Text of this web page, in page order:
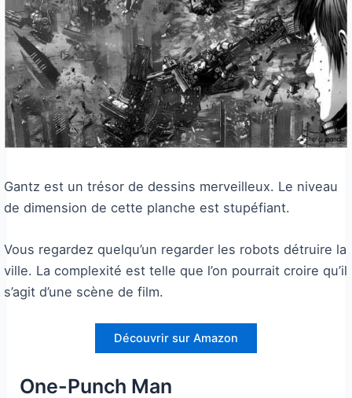
Gantz est un trésor de dessins merveilleux. Le niveau
de dimension de cette planche est stupéfiant.
Vous regardez quelqu’un regarder les robots détruire la
ville. La complexité est telle que l’on pourrait croire qu’il
s’agit d’une scène de film.
Découvrir sur Amazon
One-Punch Man